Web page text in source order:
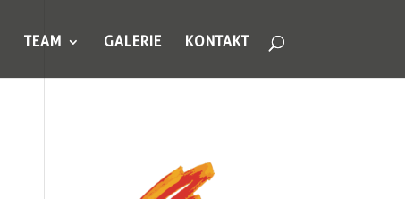
TEAM GALERIE KONTAKT